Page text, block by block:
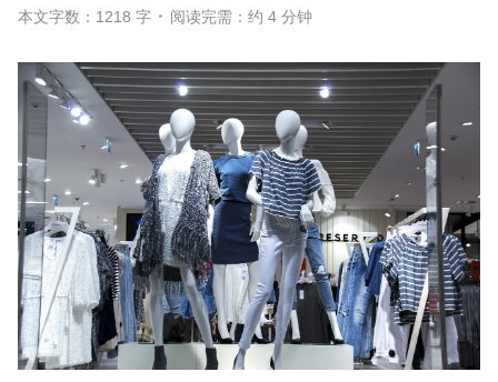
本文字数：1218 字
阅读完需：约 4 分钟